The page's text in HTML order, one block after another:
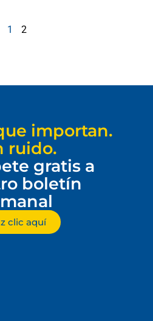
1 2
importan.
ruido.
gratis a
boletín
clic aquí